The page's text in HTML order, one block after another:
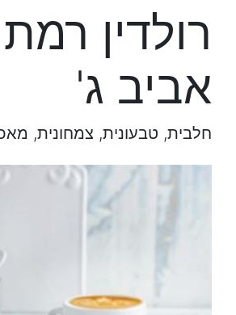
רולדין רמת
אביב ג'
חלבית, טבעונית, צמחונית,